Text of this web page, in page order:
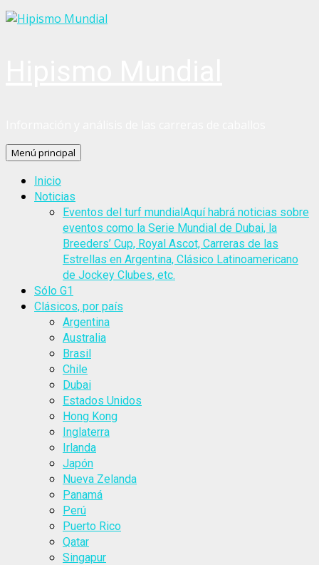
Menú principal
Inicio
Noticias
Eventos del turf mundialAquí habrá noticias sobre
eventos como la Serie Mundial de Dubai, la
Breeders’ Cup, Royal Ascot, Carreras de las
Estrellas en Argentina, Clásico Latinoamericano
de Jockey Clubes, etc.
Sólo G1
Clásicos, por país
Argentina
Australia
Brasil
Chile
Dubai
Estados Unidos
Hong Kong
Inglaterra
Irlanda
Japón
Nueva Zelanda
Panamá
Perú
Puerto Rico
Qatar
Singapur